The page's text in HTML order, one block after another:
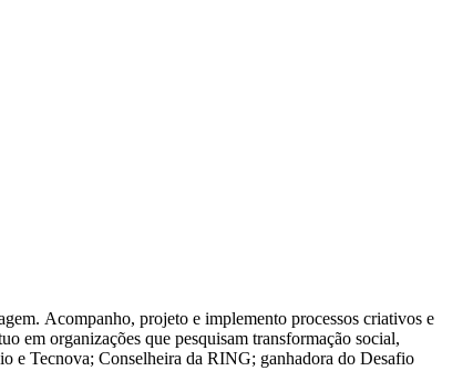
Acompanho, projeto e implemento processos criativos e
em organizações que pesquisam transformação social,
e Tecnova; Conselheira da RING; ganhadora do Desafio